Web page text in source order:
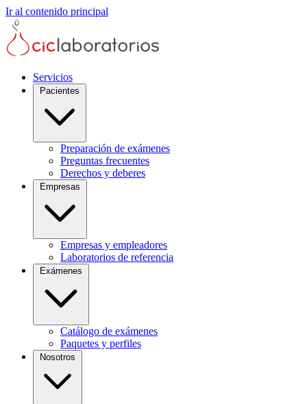
Ir al contenido principal
Servicios
Preparación de exámenes
Preguntas frecuentes
Derechos y deberes
Empresas y empleadores
Laboratorios de referencia
Catálogo de exámenes
Paquetes y perfiles